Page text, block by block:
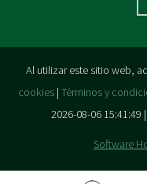
Al utilizar este sitio web,
cookies| Términos y
2026-08-06 15:41:49 |
Software